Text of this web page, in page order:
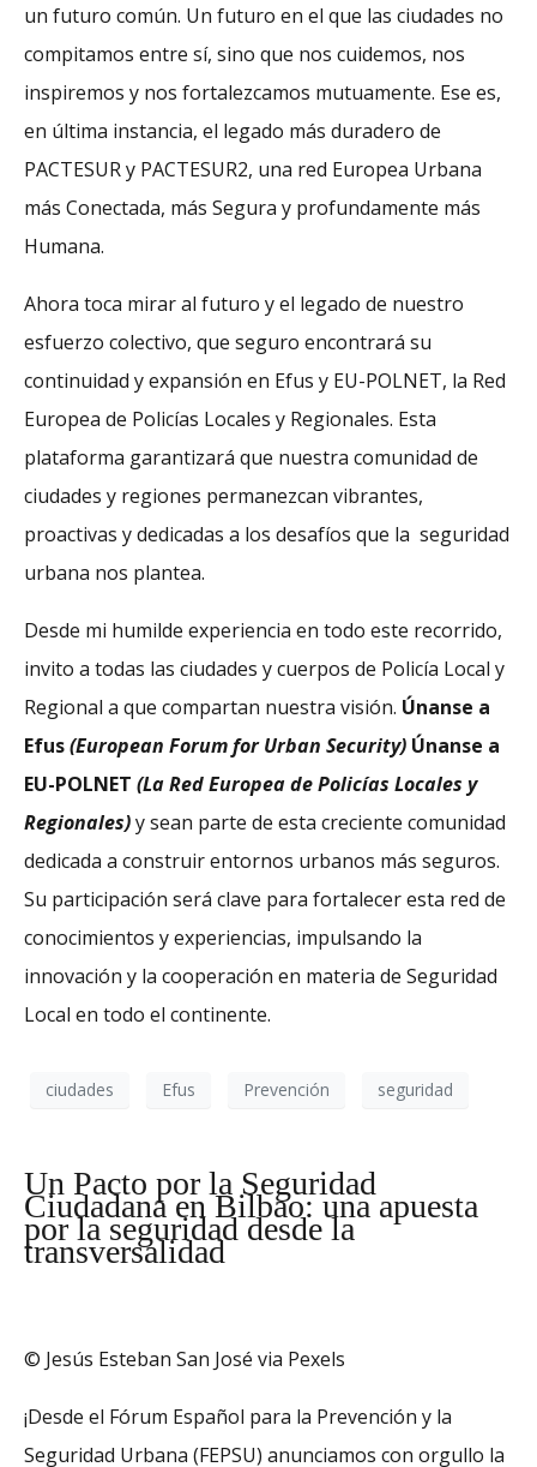
un futuro común. Un futuro en el que las ciudades no
compitamos entre sí, sino que nos cuidemos, nos
inspiremos y nos fortalezcamos mutuamente. Ese es,
en última instancia, el legado más duradero de
PACTESUR y PACTESUR2, una red Europea Urbana
más Conectada, más Segura y profundamente más
Humana.
Ahora toca mirar al futuro y el legado de nuestro
esfuerzo colectivo, que seguro encontrará su
continuidad y expansión en Efus y EU-POLNET, la Red
Europea de Policías Locales y Regionales. Esta
plataforma garantizará que nuestra comunidad de
ciudades y regiones permanezcan vibrantes,
proactivas y dedicadas a los desafíos que la seguridad
urbana nos plantea.
Desde mi humilde experiencia en todo este recorrido,
invito a todas las ciudades y cuerpos de Policía Local y
Regional a que compartan nuestra visión. Únanse a
Efus(European Forum for Urban Security) Únanse a
EU-POLNET (La Red Europea de Policías Locales y
Regionales)y sean parte de esta creciente comunidad
dedicada a construir entornos urbanos más seguros.
Su participación será clave para fortalecer esta red de
conocimientos y experiencias, impulsando la
innovación y la cooperación en materia de Seguridad
Local en todo el continente.
ciudades Efus Prevención seguridad
Un Pacto por la Seguridad
Ciudadana en Bilbao: una apuesta
por la seguridad desde la
transversalidad
© Jesús Esteban San José via Pexels
¡Desde el Fórum Español para la Prevención y la
Seguridad Urbana (FEPSU) anunciamos con orgullo la